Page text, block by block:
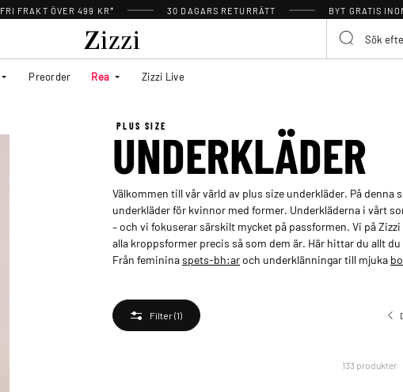
FRI FRAKT ÖVER 499 KR* 30 DAGARS RETURRÄTT BYT GRATIS
Preorder Rea Zizzi Live
PLUS SIZE
UNDERKLÄDER
Välkommen till vår värld av plus size underkläder. På
underkläder för kvinnor med former. Underkläderna i vårt
– och vi fokuserar särskilt mycket på passformen. Vi på
alla kroppsformer precis så som dem är. Här hittar du allt
Från femininaspets-bh:aroch underklänningar till mjuka
Filter(1)
133 produkter